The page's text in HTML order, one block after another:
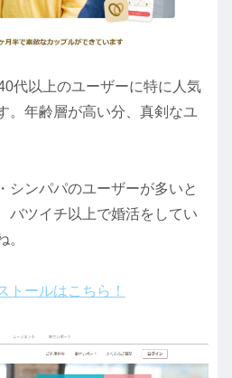
代以上のユーザーに特に人気
。年齢層が高い分、真剣なユ
シンパパのユーザーが多いと
バツイチ以上で婚活をしてい
。
トールはこちら！